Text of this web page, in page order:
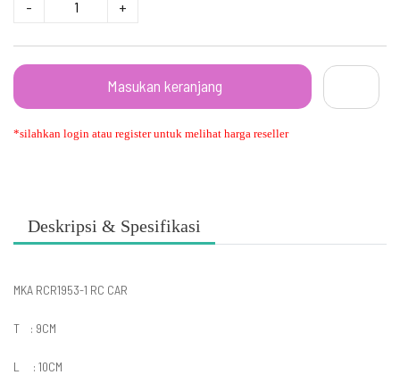
- +
Masukan keranjang
*silahkan login atau register untuk melihat harga reseller
Deskripsi & Spesifikasi
MKA RCR1953-1 RC CAR
T : 9CM
L : 10CM